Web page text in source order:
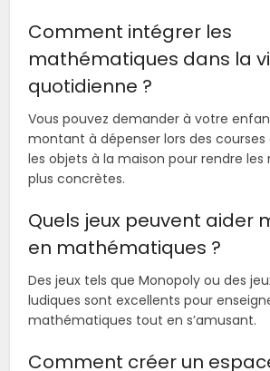
Comment intégrer les
mathématiques dans la
quotidienne ?
Vous pouvez demander à votre
montant à dépenser lors des
les objets à la maison pour rendre
plus concrètes.
Quels jeux peuvent aider
en mathématiques ?
Des jeux tels que Monopoly ou des
ludiques sont excellents pour
mathématiques tout en s’amusant.
Comment créer un